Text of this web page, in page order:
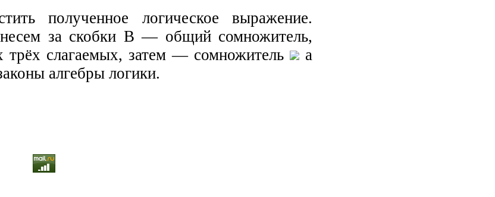
полученное логическое выражение.
за скобки В — общий сомножитель,
слагаемых, затем — сомножитель
а
алгебры логики.